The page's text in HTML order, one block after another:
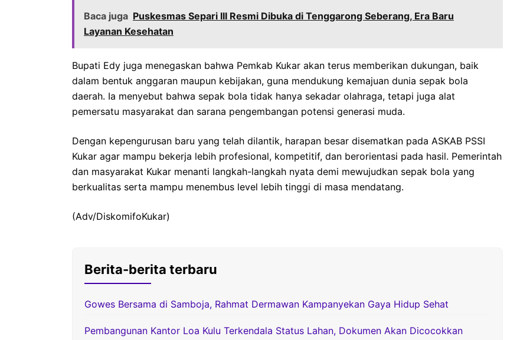
Baca juga Puskesmas Separi III Resmi Dibuka di Tenggarong Seberang, Era Baru
Layanan Kesehatan
Bupati Edy juga menegaskan bahwa Pemkab Kukar akan terus memberikan dukungan, baik
dalam bentuk anggaran maupun kebijakan, guna mendukung kemajuan dunia sepak bola
daerah. Ia menyebut bahwa sepak bola tidak hanya sekadar olahraga, tetapi juga alat
pemersatu masyarakat dan sarana pengembangan potensi generasi muda.
Dengan kepengurusan baru yang telah dilantik, harapan besar disematkan pada ASKAB PSSI
Kukar agar mampu bekerja lebih profesional, kompetitif, dan berorientasi pada hasil. Pemerintah
dan masyarakat Kukar menanti langkah-langkah nyata demi mewujudkan sepak bola yang
berkualitas serta mampu menembus level lebih tinggi di masa mendatang.
(Adv/DiskomifoKukar)
Berita-berita terbaru
Gowes Bersama di Samboja, Rahmat Dermawan Kampanyekan Gaya Hidup Sehat
Pembangunan Kantor Loa Kulu Terkendala Status Lahan, Dokumen Akan Dicocokkan